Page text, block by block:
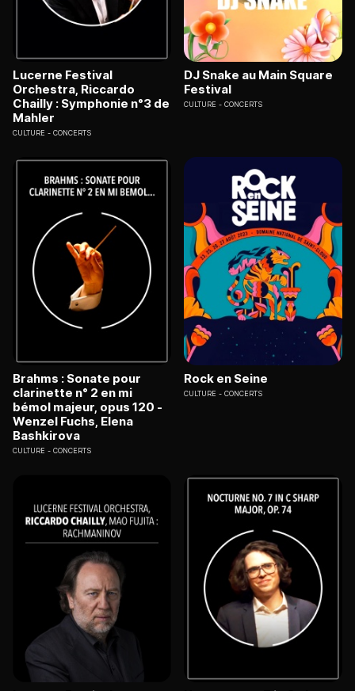
Lucerne Festival
Orchestra, Riccardo
Chailly : Symphonie n°3 de
Mahler
CULTURE CONCERTS
DJ Snake au Main Square
Festival
CULTURE CONCERTS
Brahms : Sonate pour
clarinette n° 2 en mi
bémol majeur, opus 120 -
Wenzel Fuchs, Elena
Bashkirova
CULTURE CONCERTS
Rock en Seine
CULTURE CONCERTS